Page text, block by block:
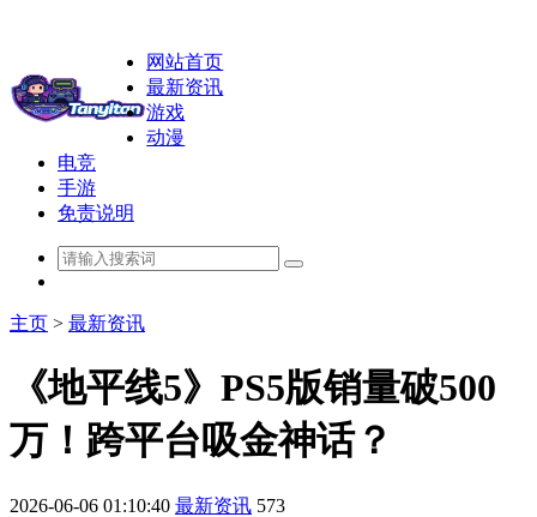
网站首页
最新资讯
游戏
动漫
电竞
手游
免责说明
主页 > 最新资讯
《地平线5》PS5版销量破500
万！跨平台吸金神话？
2026-06-06 01:10:40 最新资讯 573